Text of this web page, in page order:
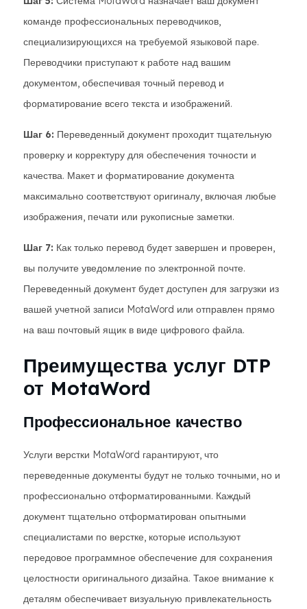
команде профессиональных переводчиков,
специализирующихся на требуемой языковой паре.
Переводчики приступают к работе над вашим
документом, обеспечивая точный перевод и
форматирование всего текста и изображений.
Шаг 6: Переведенный документ проходит тщательную
проверку и корректуру для обеспечения точности и
качества. Макет и форматирование документа
максимально соответствуют оригиналу, включая любые
изображения, печати или рукописные заметки.
Шаг 7: Как только перевод будет завершен и проверен,
вы получите уведомление по электронной почте.
Переведенный документ будет доступен для загрузки из
вашей учетной записи MotaWord или отправлен прямо
на ваш почтовый ящик в виде цифрового файла.
Преимущества услуг DTP
от MotaWord
Профессиональное качество
Услуги верстки MotaWord гарантируют, что
переведенные документы будут не только точными, но и
профессионально отформатированными. Каждый
документ тщательно отформатирован опытными
специалистами по верстке, которые используют
передовое программное обеспечение для сохранения
целостности оригинального дизайна. Такое внимание к
деталям обеспечивает визуальную привлекательность